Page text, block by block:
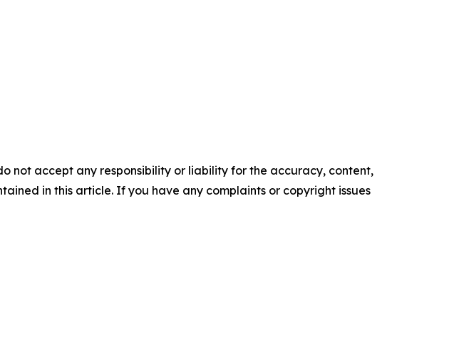
not accept any responsibility or liability for the accuracy, content,
in this article. If you have any complaints or copyright issues